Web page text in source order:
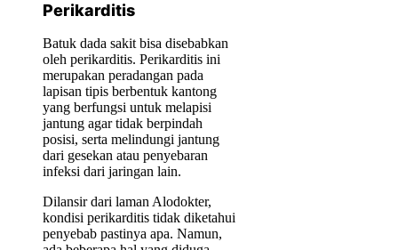
Perikarditis
Batuk dada sakit bisa disebabkan
oleh perikarditis. Perikarditis ini
merupakan peradangan pada
lapisan tipis berbentuk kantong
yang berfungsi untuk melapisi
jantung agar tidak berpindah
posisi, serta melindungi jantung
dari gesekan atau penyebaran
infeksi dari jaringan lain.
Dilansir dari laman Alodokter,
kondisi perikarditis tidak diketahui
penyebab pastinya apa. Namun,